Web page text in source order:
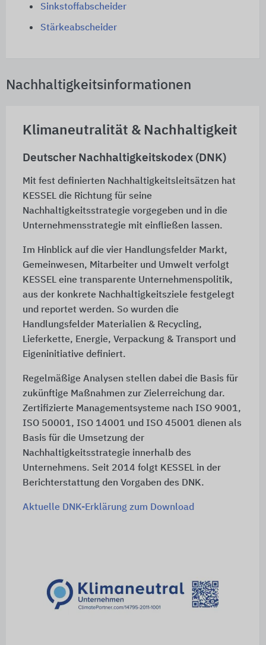
Sinkstoffabscheider
Stärkeabscheider
Nachhaltigkeitsinformationen
Klimaneutralität & Nachhaltigkeit
Deutscher Nachhaltigkeitskodex (DNK)
Mit fest definierten Nachhaltigkeitsleitsätzen hat
KESSEL die Richtung für seine
Nachhaltigkeitsstrategie vorgegeben und in die
Unternehmensstrategie mit einfließen lassen.
Im Hinblick auf die vier Handlungsfelder Markt,
Gemeinwesen, Mitarbeiter und Umwelt verfolgt
KESSEL eine transparente Unternehmenspolitik,
aus der konkrete Nachhaltigkeitsziele festgelegt
und reportet werden. So wurden die
Handlungsfelder Materialien & Recycling,
Lieferkette, Energie, Verpackung & Transport und
Eigeninitiative definiert.
Regelmäßige Analysen stellen dabei die Basis für
zukünftige Maßnahmen zur Zielerreichung dar.
Zertifizierte Managementsysteme nach ISO 9001,
ISO 50001, ISO 14001 und ISO 45001 dienen als
Basis für die Umsetzung der
Nachhaltigkeitsstrategie innerhalb des
Unternehmens. Seit 2014 folgt KESSEL in der
Berichterstattung den Vorgaben des DNK.
Aktuelle DNK-Erklärung zum Download